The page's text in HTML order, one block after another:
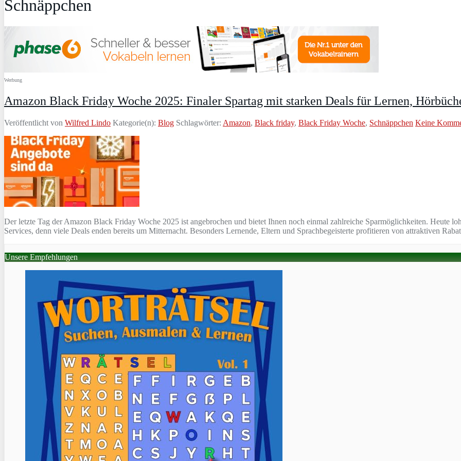
Schnäppchen
Werbung
Amazon Black Friday Woche 2025: Finaler Spartag mit starken Deals für Lernen,
Veröffentlicht von Wilfred Lindo Kategorie(n): Blog Schlagwörter: Amazon, Black friday, Black Friday Woche, Schnäppchen Keine
Der letzte Tag der Amazon Black Friday Woche 2025 ist angebrochen und bietet Ihnen noch einmal zahlreiche Sparmöglichkeiten. Heute
Services, denn viele Deals enden bereits um Mitternacht. Besonders Lernende, Eltern und Sprachbegeisterte profitieren von attraktiven
Unsere Empfehlungen